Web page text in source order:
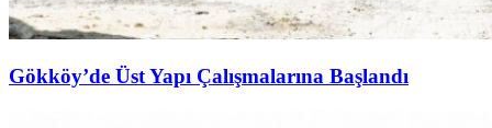
Gökköy’de Üst Yapı Çalışmalarına Başlandı